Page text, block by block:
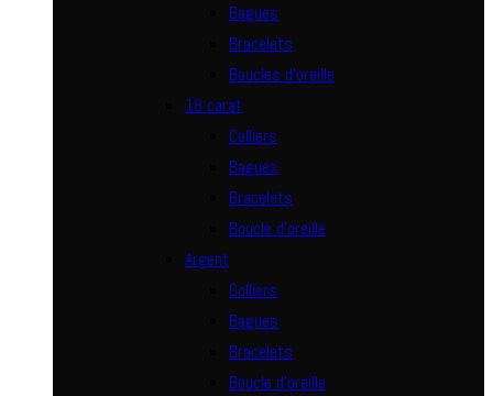
Bagues
Bracelets
Boucles d’oreille
18 carat
Colliers
Bagues
Bracelets
Boucle d’oreille
Argent
Colliers
Bagues
Bracelets
Boucle d’oreille